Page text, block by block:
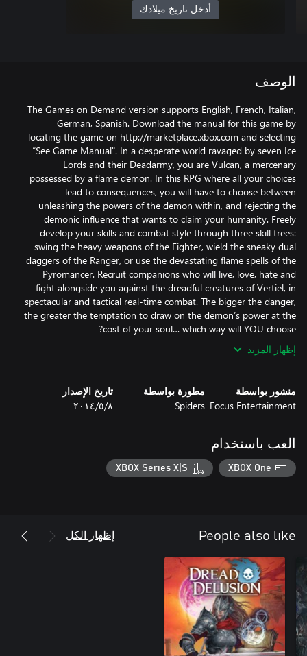
أدخل تاريخ ميلادك
الوصف
The Games on Demand version supports English, French, Italian,
German, Spanish. Download the manual for this game by
locating the game on http://marketplace.xbox.com and selecting
“See Game Manual". In a desperate world ravaged by seven Ice
Lords and their Deadarmy, you are Vulcan, a mercenary
possessed by a flame demon. In this RPG where all your choices
lead to consequences, you will have to choose between
unleashing the powers of the demon within, and rejecting the
demonic influence that wants to claim your humanity. Freely
develop your skills and combat style through three skill trees:
swing the heavy weapons of the Fighter, wield the sneaky dual
daggers of the Ranger, or use the devastating flame spells of the
Pyromancer. Recruit companions who will live, love, hate and
fight alongside you against the dreadful creatures of Vertiel, in
spectacular and tactical real-time combat. The bigger the danger,
the greater the temptation to draw on the demon’s power at the
cost of your soul… which way will YOU choose?
إظهار المزيد
منشور بواسطة
Focus Entertainment
مطورة بواسطة
Spiders
تاريخ الإصدار
٨‏/٥‏/٢٠١٤
العب باستخدام
XBOX One
XBOX Series X|S
People also like إظهار الكل